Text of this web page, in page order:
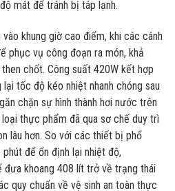
mát để tránh bị táp lạnh.
khung giờ cao điểm, khi các cánh
phục vụ công đoạn ra món, khả
chốt. Công suất 420W kết hợp
tốc độ kéo nhiệt nhanh chóng sau
chặn sự hình thành hơi nước trên
thực phẩm đã qua sơ chế duy trì
lâu hơn. So với các thiết bị phổ
để ổn định lại nhiệt độ,
đưa khoang 408 lít trở về trạng thái
quy chuẩn về vệ sinh an toàn thực